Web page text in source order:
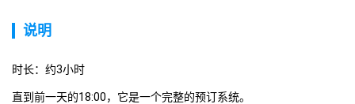
说明
时长：约3小时
直到前一天的18:00，它是一个完整的预订系统。